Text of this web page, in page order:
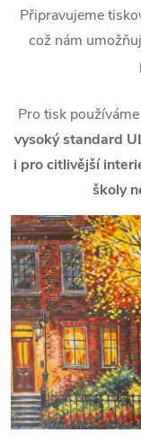
Připravujeme
což nám
Pro tisk
vysoký standard
i pro citlivější
školy